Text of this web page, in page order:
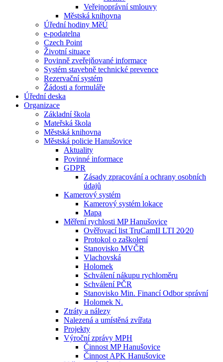
Veřejnoprávní smlouvy
Městská knihovna
Úřední hodiny MěÚ
e-podatelna
Czech Point
Životní situace
Povinně zveřejňované informace
Systém stavebně technické prevence
Rezervační systém
Žádosti a formuláře
Úřední deska
Organizace
Základní škola
Mateřská škola
Městská knihovna
Městská policie Hanušovice
Aktuality
Povinné informace
GDPR
Zásady zpracování a ochrany osobních
údajů
Kamerový systém
Kamerový systém lokace
Mapa
Měření rychlosti MP Hanušovice
Ověřovací list TruCamII LTI 20⁄20
Protokol o zaškolení
Stanovisko MVČR
Vlachovská
Holomek
Schválení nákupu rychloměru
Schválení PČR
Stanovisko Min. Financí Odbor správní
Holomek N.
Ztráty a nálezy
Nalezená a umístěná zvířata
Projekty
Výroční zprávy MPH
Činnost MP Hanušovice
Činnost APK Hanušovice